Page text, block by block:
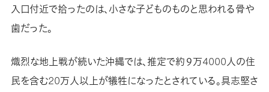
入口付近で拾ったのは、小さな子どものものと思われる骨や
歯だった。
熾烈な地上戦が続いた沖縄では、推定で約９万4000人の住
民を含む20万人以上が犠牲になったとされている。具志堅さ